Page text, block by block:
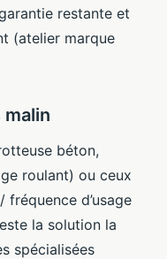
restante et
(atelier marque
béton,
roulant) ou ceux
d’usage
la solution la
spécialisées